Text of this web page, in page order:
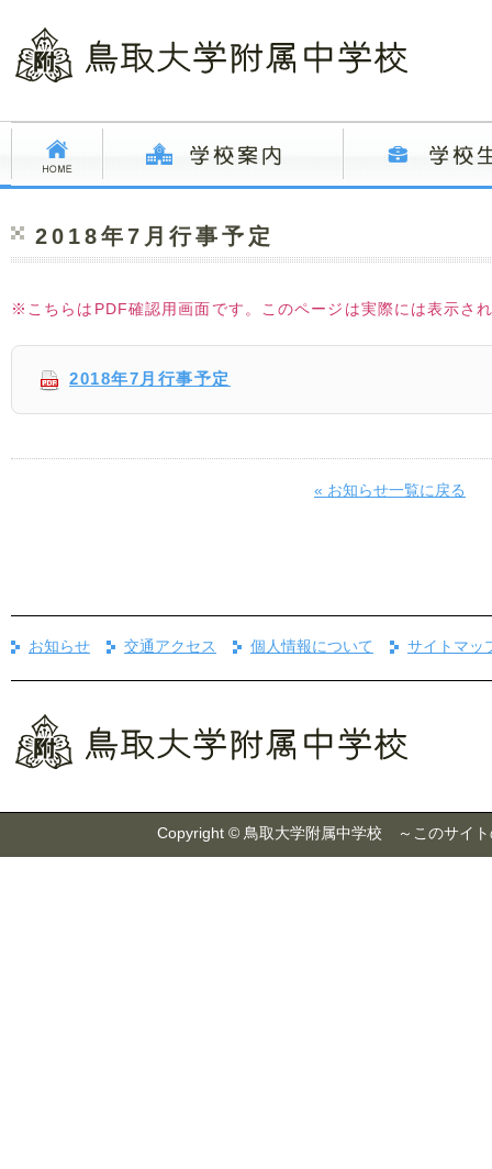
2018年7月行事予定
※こちらはPDF確認用画面です。このページは実際には表示さ
2018年7月行事予定
« お知らせ一覧に戻る
お知らせ 交通アクセス 個人情報について サイトマッ
Copyright © 鳥取大学附属中学校 ～このサイト